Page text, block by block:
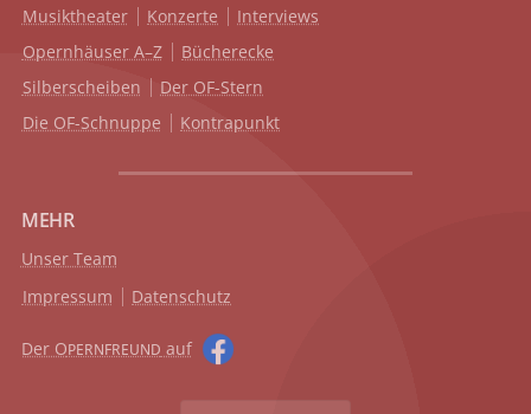
Musiktheater Konzerte
Interviews
Opernhäuser A–Z
Bücherecke
Silberscheiben
Der OF-Stern
Die OF-Schnuppe
Kontrapunkt
MEHR
Unser Team
Impressum
Datenschutz
Der OPERNFREUND auf